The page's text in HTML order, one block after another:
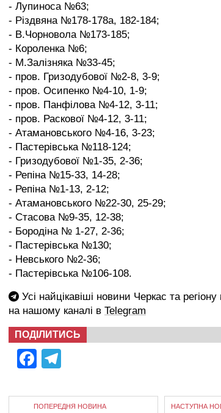
- Лупиноса №63;
- Різдвяна №178-178а, 182-184;
- В.Чорновола №173-185;
- Короленка №6;
- М.Залізняка №33-45;
- пров. Гризодубової №2-8, 3-9;
- пров. Осипенко №4-10, 1-9;
- пров. Панфілова №4-12, 3-11;
- пров. Раскової №4-12, 3-11;
- Атамановського №4-16, 3-23;
- Пастерівська №118-124;
- Гризодубової №1-35, 2-36;
- Репіна №15-33, 14-28;
- Репіна №1-13, 2-12;
- Атамановського №22-30, 25-29;
- Стасова №9-35, 12-38;
- Бородіна № 1-27, 2-36;
- Пастерівська №130;
- Невського №2-36;
- Пастерівська №106-108.
Усі найцікавіші новини Черкас та
на нашому каналі в Telegram
ПОДІЛИТИСЬ
Facebook
ПОПЕРЕДНЯ НОВИНА НАСТУПНА